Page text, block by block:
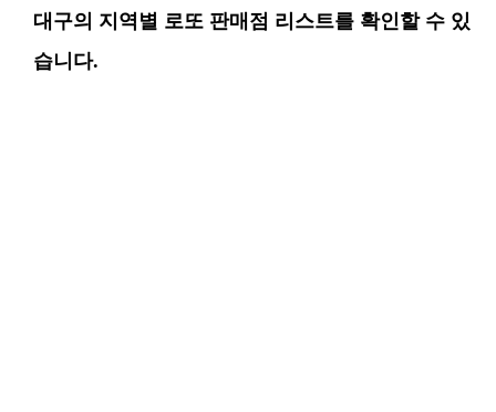
대구의 지역별 로또 판매점 리스트를 확인할 수 있
습니다.